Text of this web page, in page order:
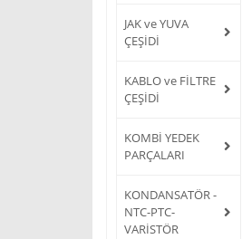
JAK ve YUVA
ÇEŞİDİ
KABLO ve FİLTRE
ÇEŞİDİ
KOMBİ YEDEK
PARÇALARI
KONDANSATÖR -
NTC-PTC-
VARİSTÖR